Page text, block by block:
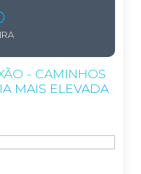
- CAMINHOS
MAIS ELEVADA